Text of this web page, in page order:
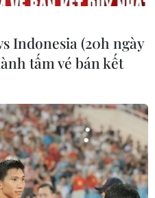
Indonesia (20h ngày
tấm vé bán kết